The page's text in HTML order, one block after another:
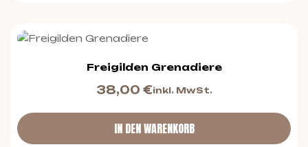
Freigilden Grenadiere
38,00 €inkl. MwSt.
IN DEN WARENKORB